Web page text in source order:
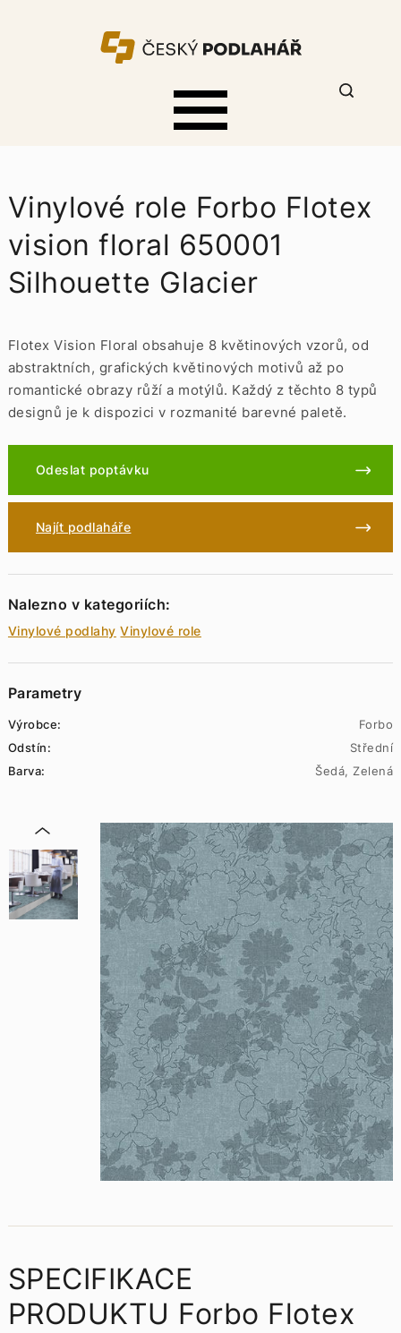
Vinylové role Forbo Flotex
vision floral 650001
Silhouette Glacier
Flotex Vision Floral obsahuje 8 květinových vzorů, od
abstraktních, grafických květinových motivů až po
romantické obrazy růží a motýlů. Každý z těchto 8 typů
designů je k dispozici v rozmanité barevné paletě.
Odeslat poptávku
Najít podlaháře
Nalezno v kategoriích:
Vinylové podlahy Vinylové role
Parametry
Výrobce:
Forbo
Odstín:
Střední
Barva:
Šedá, Zelená
SPECIFIKACE
PRODUKTU Forbo Flotex